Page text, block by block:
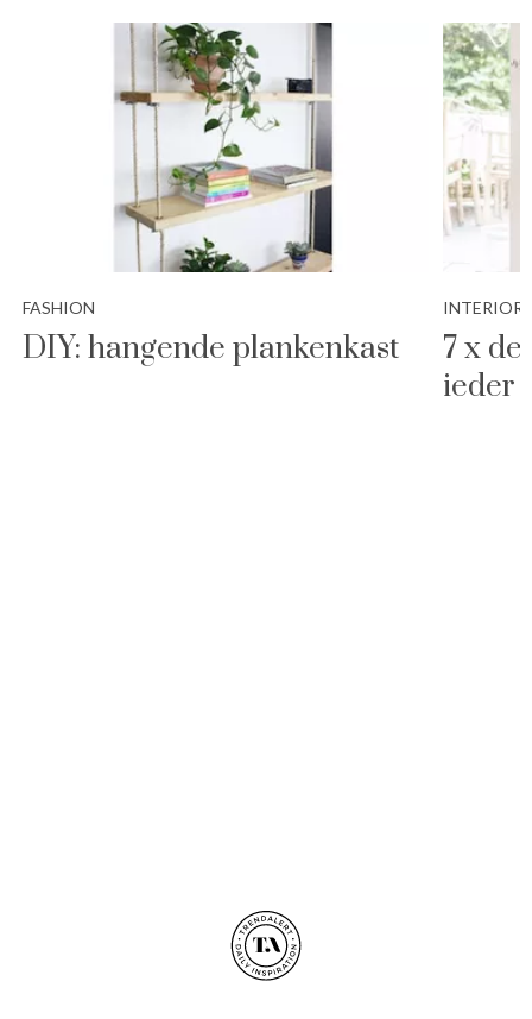
FASHION
DIY: hangende plankenkast
INTERIOR
7 x
ieder